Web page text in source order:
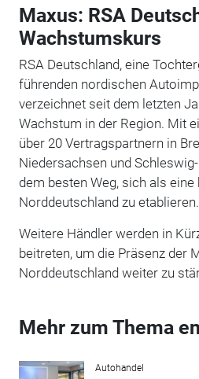
Maxus: RSA
Wachstumskurs
RSA Deutschland, eine
führenden nordischen
verzeichnet seit dem letzten
Wachstum in der Region. Mit
über 20 Vertragspartnern in
Niedersachsen und
dem besten Weg, sich als
Norddeutschland zu etablieren.
Weitere Händler werden in
beitreten, um die Präsenz der
Norddeutschland weiter zu
Mehr zum Thema
Autohandel